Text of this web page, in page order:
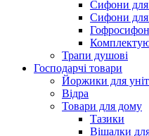
Сифони для
Сифони для
Трапи душові
Господарчі товари
Йоржики для
Відра
Товари для дому
Тазики
Вішалки